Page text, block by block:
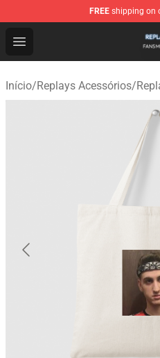
FREE shipping on
Open menu
Replays Shop - Official
Início/Replays Acessórios/